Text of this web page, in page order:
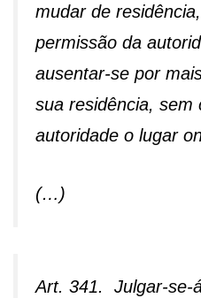
mudar de
permissão da
ausentar-se por
sua residência, sem
autoridade o lugar
(…)
Art. 341. Julgar-se-